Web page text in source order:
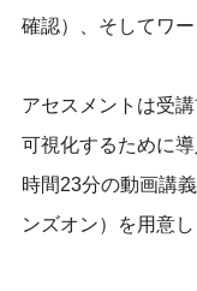
確認）、そしてワ
アセスメントは受
可視化するために
時間23分の動画講
ンズオン）を用意し